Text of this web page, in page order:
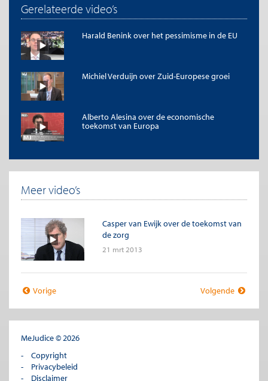
Gerelateerde video’s
Harald Benink over het pessimisme in de EU
Michiel Verduijn over Zuid-Europese groei
Alberto Alesina over de economische
toekomst van Europa
Meer video’s
Casper van Ewijk over de toekomst van
de zorg
21 mrt 2013
Vorige Volgende
MeJudice © 2026
Copyright
Privacybeleid
Disclaimer